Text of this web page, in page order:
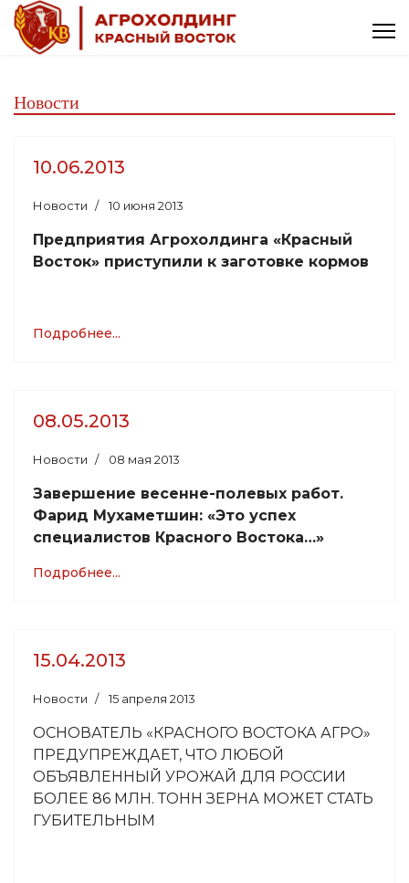
Новости
10.06.2013
Новости 10 июня 2013
Предприятия Агрохолдинга «Красный
Восток» приступили к заготовке кормов
Подробнее...
08.05.2013
Новости 08 мая 2013
Завершение весенне-полевых работ.
Фарид Мухаметшин: «Это успех
специалистов Красного Востока…»
Подробнее...
15.04.2013
Новости 15 апреля 2013
ОСНОВАТЕЛЬ «КРАСНОГО ВОСТОКА АГРО»
ПРЕДУПРЕЖДАЕТ, ЧТО ЛЮБОЙ
ОБЪЯВЛЕННЫЙ УРОЖАЙ ДЛЯ РОССИИ
БОЛЕЕ 86 МЛН. ТОНН ЗЕРНА МОЖЕТ СТАТЬ
ГУБИТЕЛЬНЫМ